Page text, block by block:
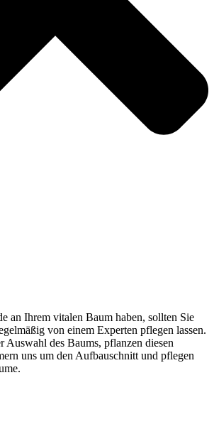
an Ihrem vitalen Baum haben, sollten Sie
von einem Experten pflegen lassen.
Auswahl des Baums, pflanzen diesen
uns um den Aufbauschnitt und pflegen